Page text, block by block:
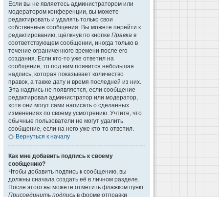
Если вы не являетесь администратором или
модератором конференции, вы можете
редактировать и удалять только свои
собственные сообщения. Вы можете перейти к
редактированию, щёлкнув по кнопке Правка в
соответствующем сообщении, иногда только в
течение ограниченного времени после его
создания. Если кто-то уже ответил на
сообщение, то под ним появится небольшая
надпись, которая показывает количество
правок, а также дату и время последней из них.
Эта надпись не появляется, если сообщение
редактировал администратор или модератор,
хотя они могут сами написать о сделанных
изменениях по своему усмотрению. Учтите, что
обычные пользователи не могут удалить
сообщение, если на него уже кто-то ответил.
Вернуться к началу
Как мне добавить подпись к своему
сообщению?
Чтобы добавить подпись к сообщению, вы
должны сначала создать её в личном разделе.
После этого вы можете отметить флажком пункт
Присоединить подпись в форме отправки